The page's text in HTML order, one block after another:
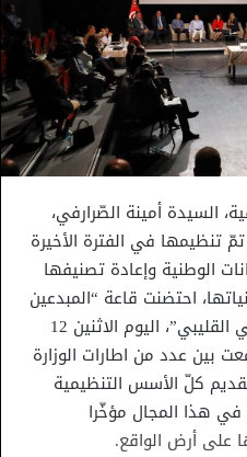
السيدة أمينة الصّرارفي،
تنظيمها في الفترة الأخيرة
الوطنية وإعادة تصنيفها
احتضنت قاعة “المبدعين
الشبّان” بمدينة الثقافة “الشاذلي القليبي”، اليوم الاثنين 12
جمعت بين عدد من اطارات الوزارة
كلّ الأسس التنظيمية
في هذا المجال مؤخّرا
على أرض الواقع.